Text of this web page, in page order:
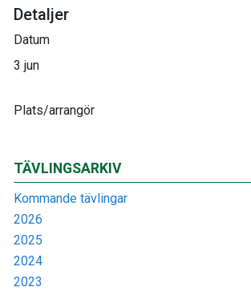
TÄVLINGSARKIV
Kommande tävlingar
2026
2025
2024
2023
Detaljer
Datum
3 jun
Plats/arrangör